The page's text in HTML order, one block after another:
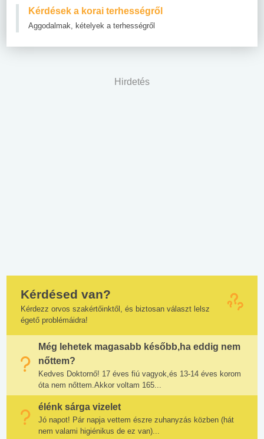
Kérdések a korai terhességről
Aggodalmak, kételyek a terhességről
Hirdetés
Kérdésed van?
Kérdezz orvos szakértőinktől, és biztosan választ lelsz
égető problémáidra!
Még lehetek magasabb később,ha eddig nem
nőttem?
Kedves Doktornő! 17 éves fiú vagyok,és 13-14 éves korom
óta nem nőttem.Akkor voltam 165...
élénk sárga vizelet
Jó napot! Pár napja vettem észre zuhanyzás közben (hát
nem valami higiénikus de ez van)...